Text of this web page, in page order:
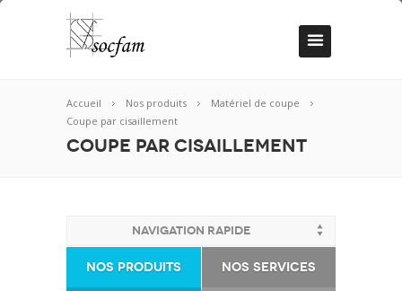
Accueil Nos produits
Matériel de coupe
Coupe par cisaillement
Coupe par cisaillement
Navigation rapide
Nos Produits Nos Services